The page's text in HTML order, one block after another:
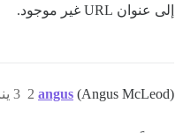
إلى عنوان URL غير موجود.
angus (Angus McLeod) 3 يناير 2026، 8:13م 2